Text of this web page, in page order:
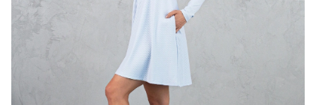
(CZK)
Přihlášení